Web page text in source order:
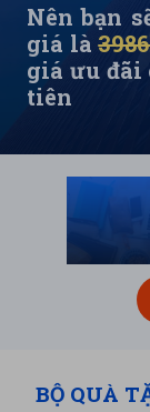
Nên bạn
giá là
giá ưu đãi
tiên
BỘ QUÀ